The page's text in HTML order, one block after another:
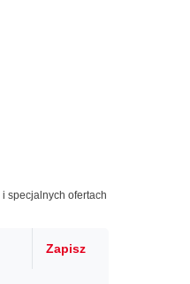
specjalnych ofertach
Zapisz